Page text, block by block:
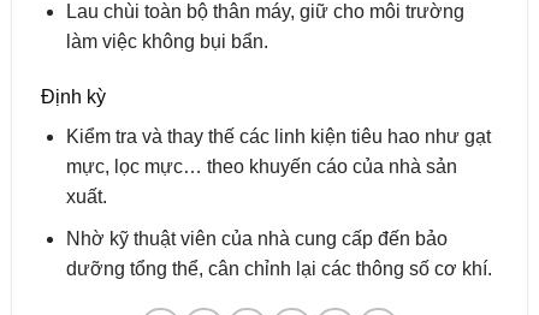
Lau chùi toàn bộ thân máy, giữ cho môi trường
làm việc không bụi bẩn.
Định kỳ
Kiểm tra và thay thế các linh kiện tiêu hao như gạt
mực, lọc mực… theo khuyến cáo của nhà sản
xuất.
Nhờ kỹ thuật viên của nhà cung cấp đến bảo
dưỡng tổng thể, cân chỉnh lại các thông số cơ khí.